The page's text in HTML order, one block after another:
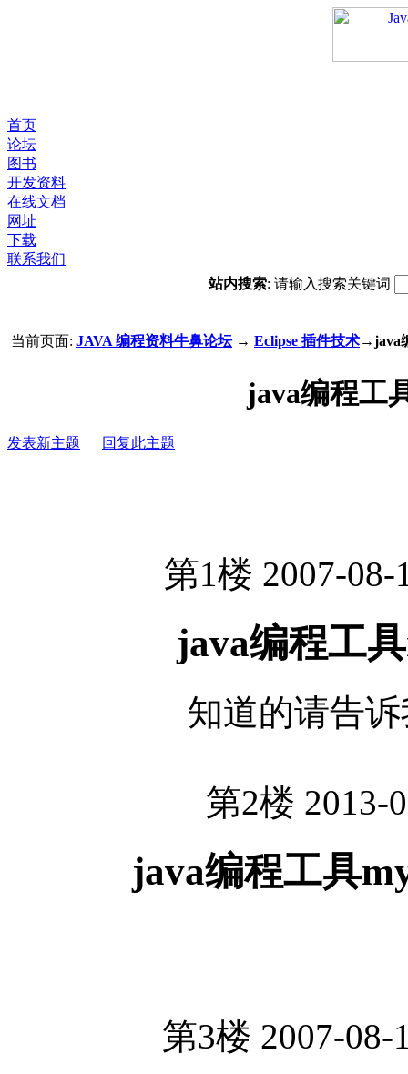
首页
论坛
图书
开发资料
在线文档
网址
下载
联系我们
站内搜索: 请输入搜索关键词
当前页面: JAVA 编程资料牛鼻论坛→ Eclipse 插件技术→java
java编程工
发表新主题 回复此主题
第1楼 2007-
java编程工
知道的请告
第2楼 2013-
java编程工具
第3楼 2007-08-